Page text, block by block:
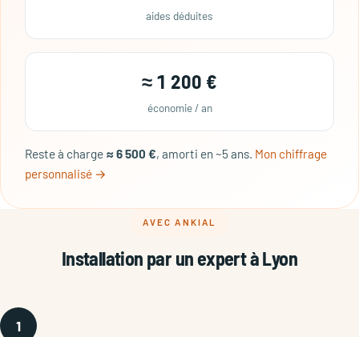
aides déduites
≈ 1 200 €
économie / an
Reste à charge ≈ 6 500 €, amorti en ~5 ans. Mon chiffrage
personnalisé →
AVEC ANKIAL
Installation par un expert à Lyon
1